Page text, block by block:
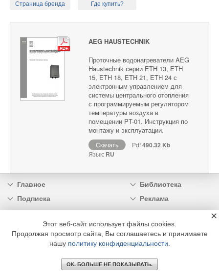
Страница бренда
Где купить?
AEG HAUSTECHNIK
Проточные водонагреватели AEG
Haustechnik серии ETH 13, ETH
15, ETH 18, ETH 21, ETH 24 с
электронным управлением для
системы центрального отопления
с программируемым регулятором
температуры воздуха в
помещении PT-01. Инструкция по
монтажу и эксплуатации.
Скачать Pdf490.32 Kb
Язык: RU
Главное
Библиотека
Подписка
Реклама
Информация
© 2002 - 2026 OOO Издательский дом «МЕДИА ТЕХНОЛОДЖИ» +7 (495) 665-00-
Этот веб-сайт использует файлы cookies.
Продолжая просмотр сайта, Вы соглашаетесь и принимаете
нашу политику конфиденциальности
ОК. БОЛЬШЕ НЕ ПОКАЗЫВАТЬ.
×